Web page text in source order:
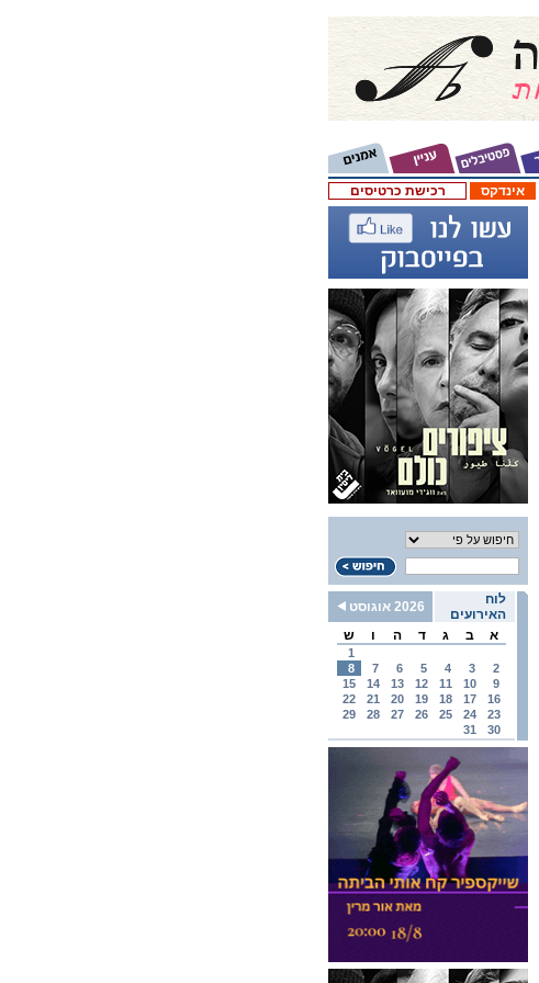
רכישת כרטיסים אינדקס
לוח
האירועים
2026 אוגוסט
א
ב ג ד ה ו ש
1
2
3
4
5
6
7
8
9
10
11
12
13
14
15
16
17
18
19
20
21
22
23
24
25
26
27
28
29
30
31